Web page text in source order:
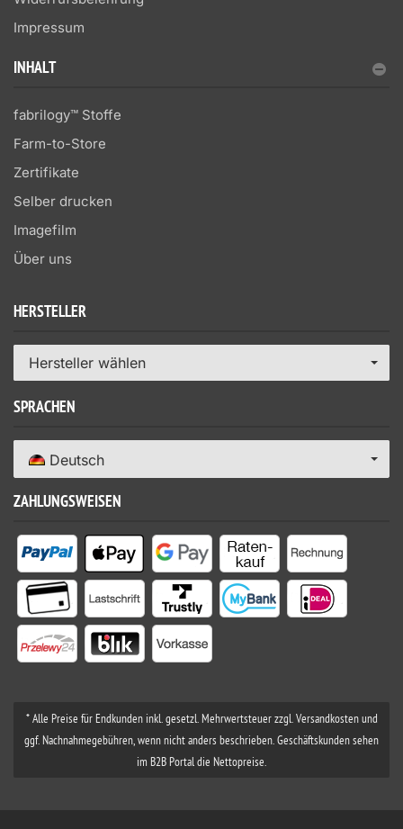
Impressum
INHALT
fabrilogy™ Stoffe
Farm-to-Store
Zertifikate
Selber drucken
Imagefilm
Über uns
HERSTELLER
Hersteller wählen
SPRACHEN
Deutsch
ZAHLUNGSWEISEN
* Alle Preise für Endkunden inkl. gesetzl. Mehrwertsteuer zzgl. Versandkosten und
ggf. Nachnahmegebühren, wenn nicht anders beschrieben. Geschäftskunden sehen
im B2B Portal die Nettopreise.